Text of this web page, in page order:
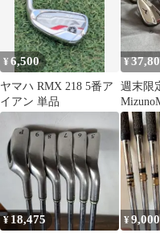
¥6,500
ヤマハ RMX 218 5番ア
イアン 単品
¥
週末限
トマッ
ッジ2
¥ 18,475 ¥9,000